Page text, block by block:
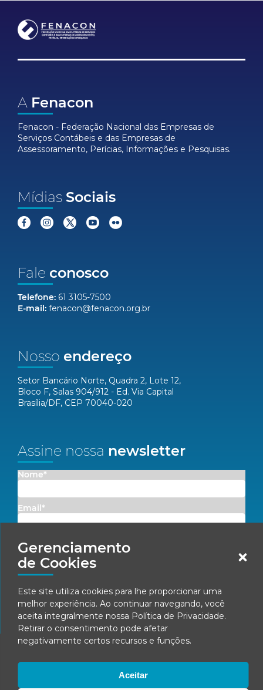
Gerenciamento
de Cookies
Este site utiliza cookies para lhe proporcionar uma
melhor experiência. Ao continuar navegando, você
aceita integralmente nossa Política de Privacidade.
Retirar o consentimento pode afetar
negativamente certos recursos e funções.
Aceitar
A Fenacon
Fenacon - Federação Nacional das Empresas de
Serviços Contábeis e das Empresas de
Assessoramento, Perícias, Informações e Pesquisas.
Mídias Sociais
Fale conosco
Telefone: 61 3105-7500
E-mail: fenacon@fenacon.org.br
Nosso endereço
Setor Bancário Norte, Quadra 2, Lote 12,
Bloco F, Salas 904/912 - Ed. Via Capital
Brasília/DF, CEP 70040-020
Assine nossa newsletter
Nome*
Email*
Concordo em receber comunicações da Fenacon.
Ao se inscrever, você concorda com nossaPolítica de Privacidade
© Fenacon 2026